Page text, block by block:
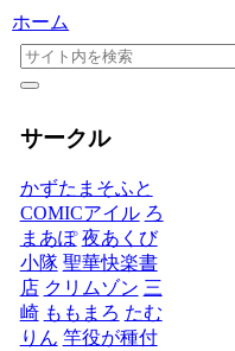
ホーム
サークル
かずたまそふと
COMICアイル ろ
まあぽ 夜あくび
小隊 聖華快楽書
店 クリムゾン 三
崎 ももまろ たむ
りん 竿役が種付